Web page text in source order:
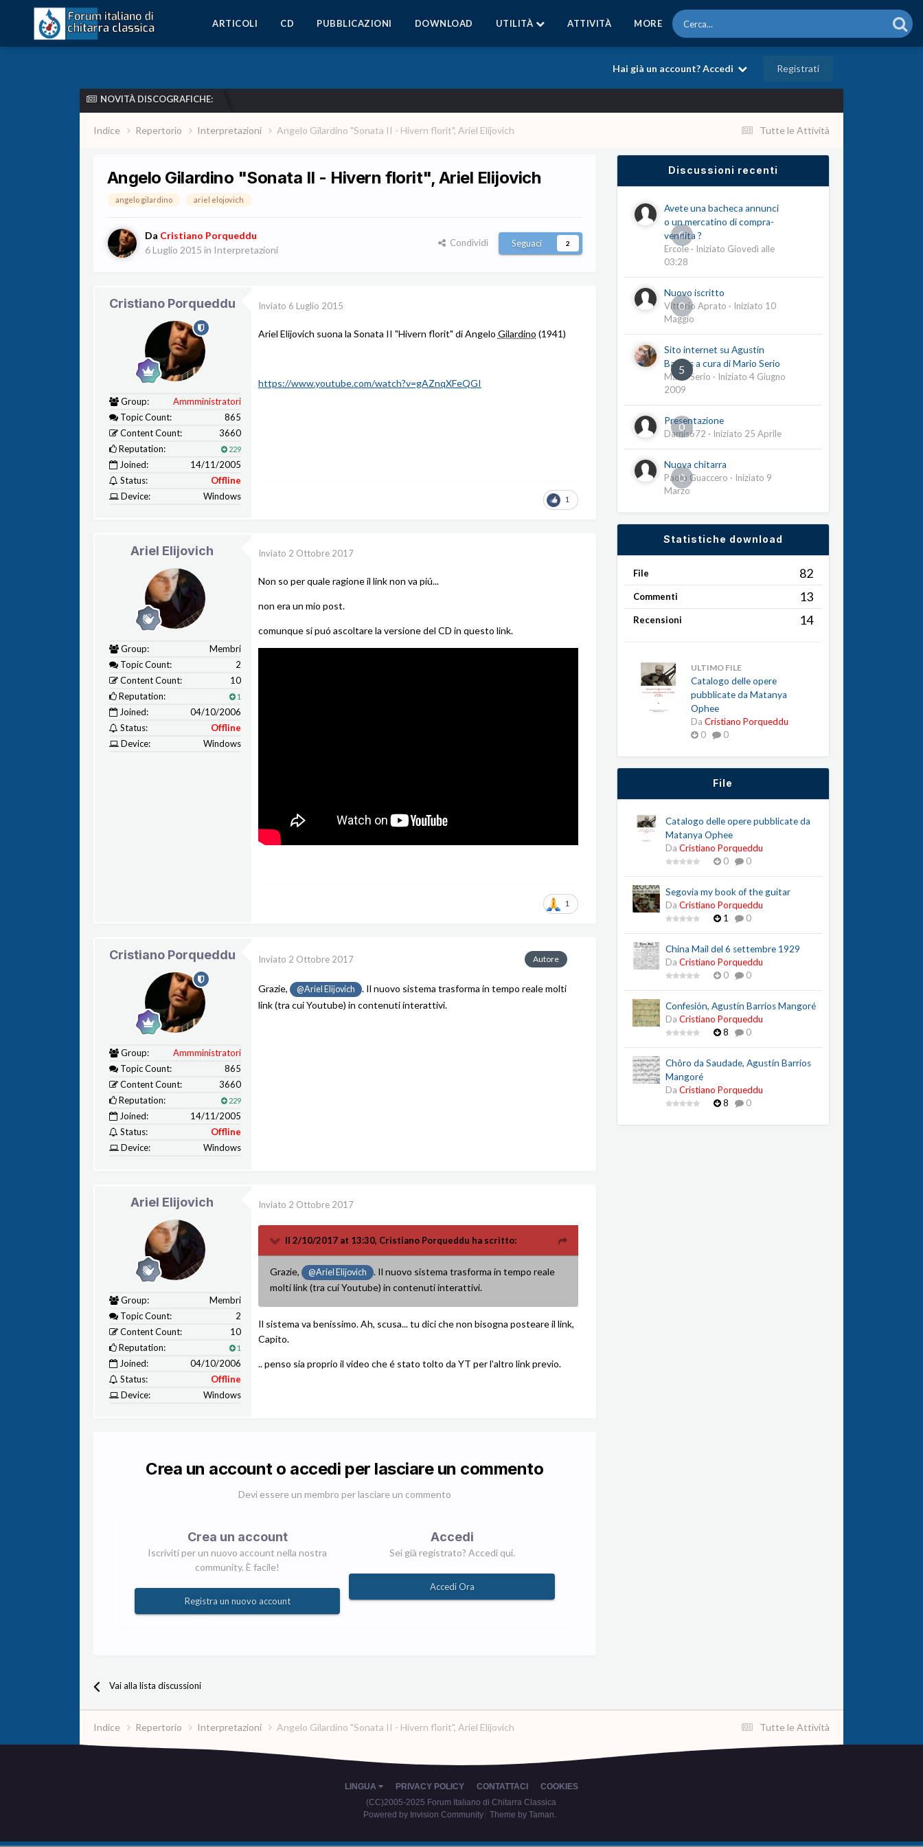
ARTICOLI CD PUBBLICAZIONI DOWNLOAD UTILITÀ ATTIVITÀ MORE
Hai già un account? Accedi Registrati
NOVITÀ DISCOGRAFICHE:
Tutte le Attività
Indice Repertorio Interpretazioni Angelo Gilardino "Sonata II - Hivern florit", Ariel Elijovich
Angelo Gilardino "Sonata II - Hivern florit", Ariel Elijovich
angelo gilardino ariel elojovich
Da Cristiano Porqueddu
6 Luglio 2015 in Interpretazioni
Condividi Seguaci 2
Cristiano Porqueddu
Group:
Ammministratori
Topic Count:
865
Content Count:
3660
Reputation:
229
Joined:
14/11/2005
Status:
Offline
Device:
Windows
Inviato 6 Luglio 2015
Ariel Elijovich suona la Sonata II "Hivern florit" di Angelo Gilardino (1941)
https://www.youtube.com/watch?v=gAZnqXFeQGI
1
Ariel Elijovich
Group:
Membri
Topic Count:
2
Content Count:
10
Reputation:
1
Joined:
04/10/2006
Status:
Offline
Device:
Windows
Inviato 2 Ottobre 2017
Non so per quale ragione il link non va piú...
non era un mio post.
comunque si puó ascoltare la versione del CD in questo link.
1
Cristiano Porqueddu
Group:
Ammministratori
Topic Count:
865
Content Count:
3660
Reputation:
229
Joined:
14/11/2005
Status:
Offline
Device:
Windows
Autore
Inviato 2 Ottobre 2017
Grazie, @Ariel Elijovich
. Il nuovo sistema trasforma in tempo reale molti
link (tra cui Youtube) in contenuti interattivi.
Ariel Elijovich
Group:
Membri
Topic Count:
2
Content Count:
10
Reputation:
1
Joined:
04/10/2006
Status:
Offline
Device:
Windows
Inviato 2 Ottobre 2017
Il 2/10/2017 at 13:30, Cristiano Porqueddu ha scritto:
Grazie, @Ariel Elijovich
. Il nuovo sistema trasforma in tempo reale
molti link (tra cui Youtube) in contenuti interattivi.
Il sistema va benissimo. Ah, scusa... tu dici che non bisogna posteare il link,
Capito.
.. penso sia proprio il video che é stato tolto da YT per l'altro link previo.
Crea un account o accedi per lasciare un commento
Devi essere un membro per lasciare un commento
Crea un account
Iscriviti per un nuovo account nella nostra
community. È facile!
Registra un nuovo account
Accedi
Sei già registrato? Accedi qui.
Accedi Ora
Vai alla lista discussioni
Discussioni recenti
0
Avete una bacheca annunci
o un mercatino di compra-
vendita ?
Ercole· Iniziato Giovedì alle
03:28
0
Nuovo iscritto
Vittorio Aprato · Iniziato 10
Maggio
5
Sito internet su Agustín
Barrios a cura di Mario Serio
Mario Serio · Iniziato 4 Giugno
2009
0
Presentazione
Damis672 · Iniziato 25 Aprile
0
Nuova chitarra
Paolo Guaccero · Iniziato 9
Marzo
Statistiche download
File 82
Commenti 13
Recensioni 14
ULTIMO FILE
Catalogo delle opere
pubblicate da Matanya
Ophee
Da Cristiano Porqueddu
0
0
File
Catalogo delle opere pubblicate da
Matanya Ophee
Da Cristiano Porqueddu
0
0
Segovia my book of the guitar
Da Cristiano Porqueddu
1
0
China Mail del 6 settembre 1929
Da Cristiano Porqueddu
0
0
Confesión, Agustín Barrios Mangoré
Da Cristiano Porqueddu
8
0
Chôro da Saudade, Agustín Barrios
Mangoré
Da Cristiano Porqueddu
8
0
Tutte le Attività
Indice Repertorio Interpretazioni Angelo Gilardino "Sonata II - Hivern florit", Ariel Elijovich
LINGUA PRIVACY POLICY CONTATTACI
COOKIES
(CC)2005-2025 Forum Italiano di Chitarra Classica
Powered by Invision Community
Theme by Taman.